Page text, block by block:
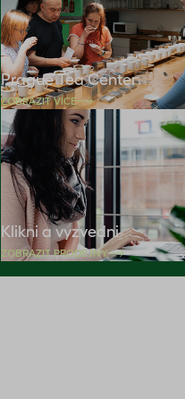
Prague Tea Center
ZOBRAZIT VÍCE
Klikni a vyzvedni
ZOBRAZIT PRODEJNY